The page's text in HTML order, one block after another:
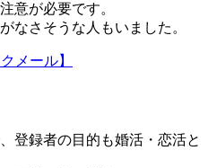
意が必要です。
なさそうな人もいました。
メール】
登録者の目的も婚活・恋活と